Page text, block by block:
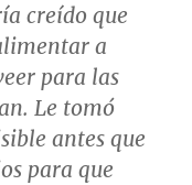
creído que
a
para las
Le tomó
antes que
para que